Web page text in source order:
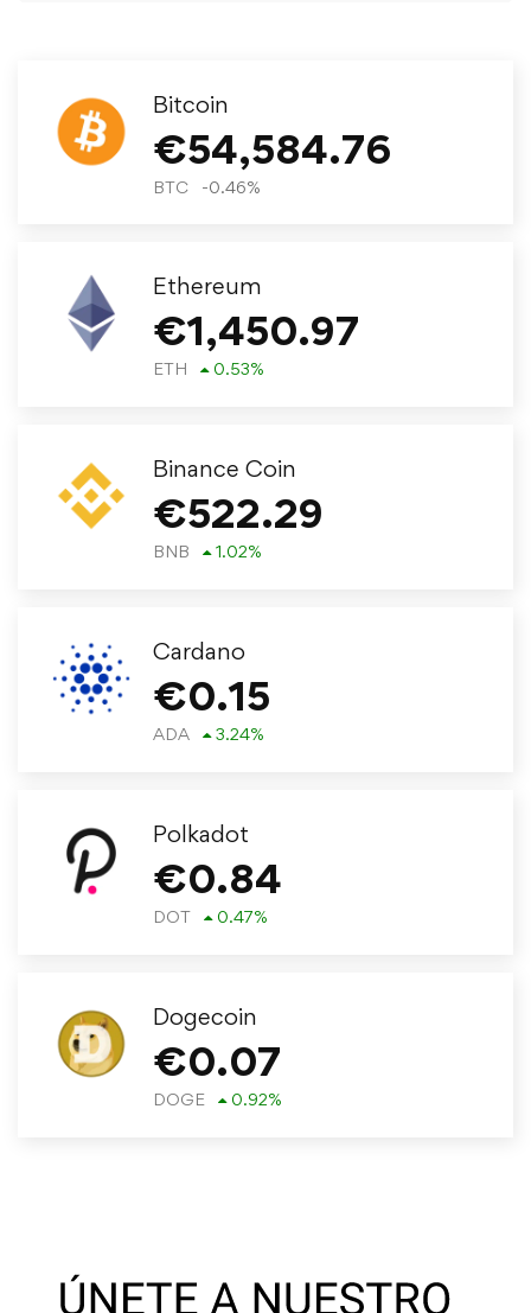
Bitcoin
€54,584.76
BTC -0.46%
Ethereum
€1,450.97
ETH 0.53%
Binance Coin
€522.29
BNB 1.02%
Cardano
€0.15
ADA 3.24%
Polkadot
€0.84
DOT 0.47%
Dogecoin
€0.07
DOGE 0.92%